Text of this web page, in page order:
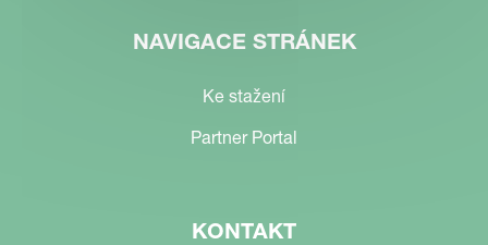
NAVIGACE STRÁNEK
Ke stažení
Partner Portal
KONTAKT